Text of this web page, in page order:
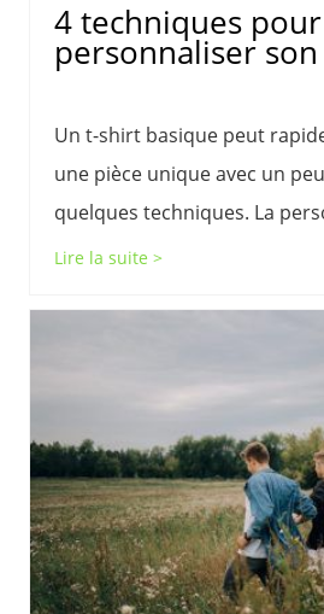
4 techniques pour
personnaliser
Un t-shirt basique peut
une pièce unique avec un
quelques techniques. La
Lire la suite >